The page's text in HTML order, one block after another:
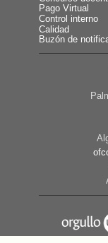
Pago Virtual
Control interno
Calidad
Buzón de